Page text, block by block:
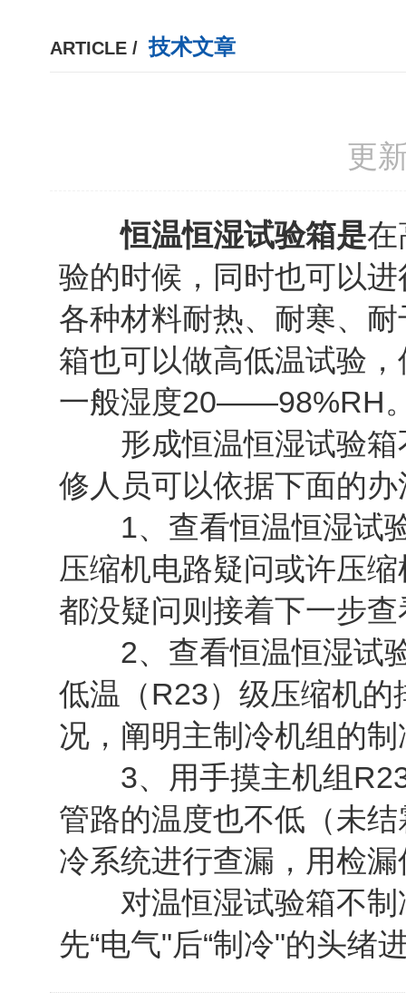
ARTICLE / 技术文章
更
恒温恒湿试验箱是在
验的时候，同时也可以
各种材料耐热、耐寒、
箱也可以做高低温试验
一般湿度20——98%RH
形成恒温恒湿试验箱
修人员可以依据下面的
1、查看恒温恒湿试验
压缩机电路疑问或许压
都没疑问则接着下一步查
2、查看恒温恒湿试验
低温（R23）级压缩机
况，阐明主制冷机组的
3、用手摸主机组R23
管路的温度也不低（未
冷系统进行查漏，用检
对温恒湿试验箱不制
先“电气"后“制冷"的头绪